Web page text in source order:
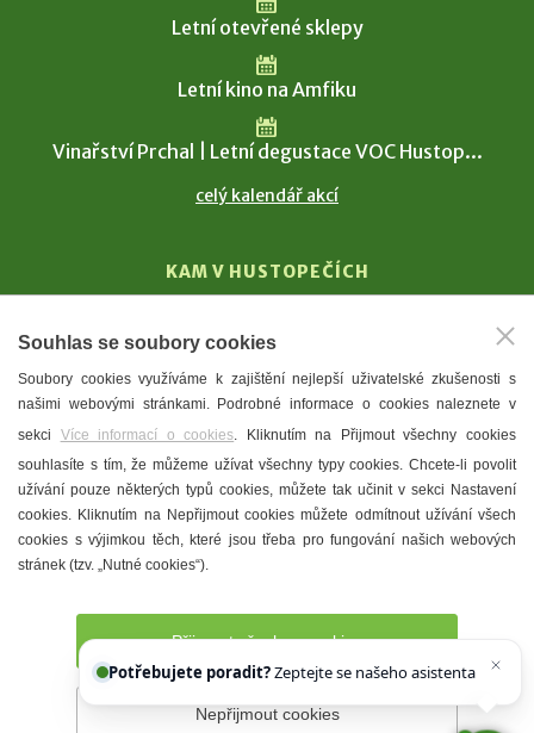
Letní otevřené sklepy
Letní kino na Amfiku
Vinařství Prchal | Letní degustace VOC Hustop...
celý kalendář akcí
KAM V HUSTOPEČÍCH
T. G. Masaryk
Mandloně
Ubytování
Restaurace
Městské muzeum a galerie
Denní meníčka
Prohlášení o přístupnosti Správce webu
Souhlas se soubory cookies
Soubory cookies využíváme k zajištění nejlepší uživatelské zkušenosti s
našimi webovými stránkami. Podrobné informace o cookies naleznete v
sekci Více informací o cookies. Kliknutím na Přijmout všechny cookies
souhlasíte s tím, že můžeme užívat všechny typy cookies. Chcete-li povolit
užívání pouze některých typů cookies, můžete tak učinit v sekci Nastavení
cookies. Kliknutím na Nepřijmout cookies můžete odmítnout užívání všech
cookies s výjimkou těch, které jsou třeba pro fungování našich webových
stránek (tzv. „Nutné cookies“).
Přijmout všechny cookies
Nepřijmout cookies
Potřebujete poradit?
Chettyho.